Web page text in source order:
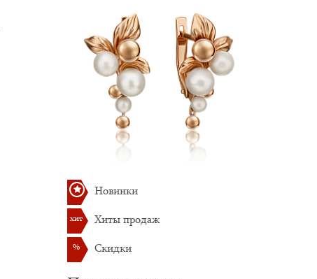
12 478.81 руб. Артикул: П-111
12 478.81 руб.
Новинки
хит Хиты продаж
% Скидки